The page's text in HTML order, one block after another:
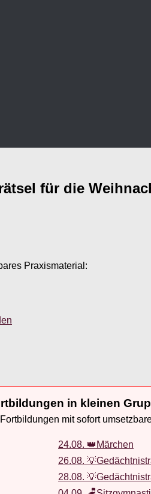
für die
Praxismaterial:
in kleinen
mit sofort
24.08. 👑Märchen
26.08.
28.08.